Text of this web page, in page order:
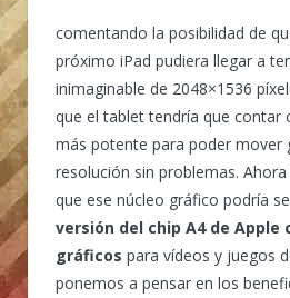
comentando la posibilidad de
próximo iPad pudiera llegar a
inimaginable de 2048×1536
que el tablet tendría que contar
más potente para poder mover
resolución sin problemas.
que ese núcleo gráfico podría
versión del chip A4 de Apple
gráficos para vídeos y juegos
ponemos a pensar en los